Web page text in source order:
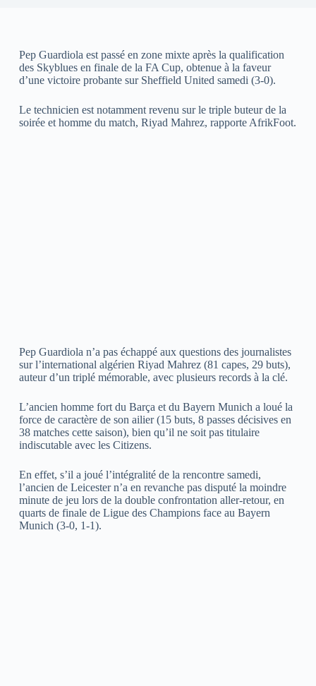
Pep Guardiola est passé en zone mixte après la qualification
des Skyblues en finale de la FA Cup, obtenue à la faveur
d’une victoire probante sur Sheffield United samedi (3-0).
Le technicien est notamment revenu sur le triple buteur de la
soirée et homme du match, Riyad Mahrez, rapporte AfrikFoot.
Pep Guardiola n’a pas échappé aux questions des journalistes
sur l’international algérien Riyad Mahrez (81 capes, 29 buts),
auteur d’un triplé mémorable, avec plusieurs records à la clé.
L’ancien homme fort du Barça et du Bayern Munich a loué la
force de caractère de son ailier (15 buts, 8 passes décisives en
38 matches cette saison), bien qu’il ne soit pas titulaire
indiscutable avec les Citizens.
En effet, s’il a joué l’intégralité de la rencontre samedi,
l’ancien de Leicester n’a en revanche pas disputé la moindre
minute de jeu lors de la double confrontation aller-retour, en
quarts de finale de Ligue des Champions face au Bayern
Munich (3-0, 1-1).